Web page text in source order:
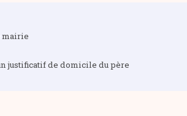
mairie
justificatif de domicile du père